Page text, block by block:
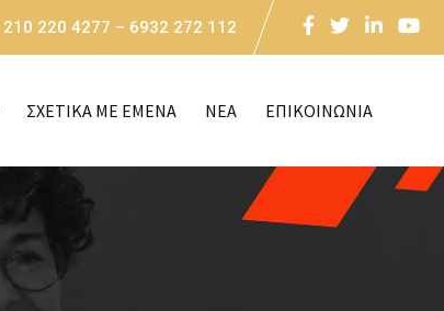
210 220 4277 – 6932 272 112
ΣΧΕΤΙΚΑ ΜΕ ΕΜΕΝΑ NEA ΕΠΙΚΟΙΝΩΝΙΑ